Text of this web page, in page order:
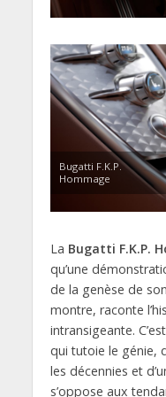
Bugatti F.K.P.
Hommage
La Bugatti F.K.P.
qu’une
de la genèse de
montre, raconte
intransigeante.
qui tutoie le génie,
les décennies et
s’oppose aux